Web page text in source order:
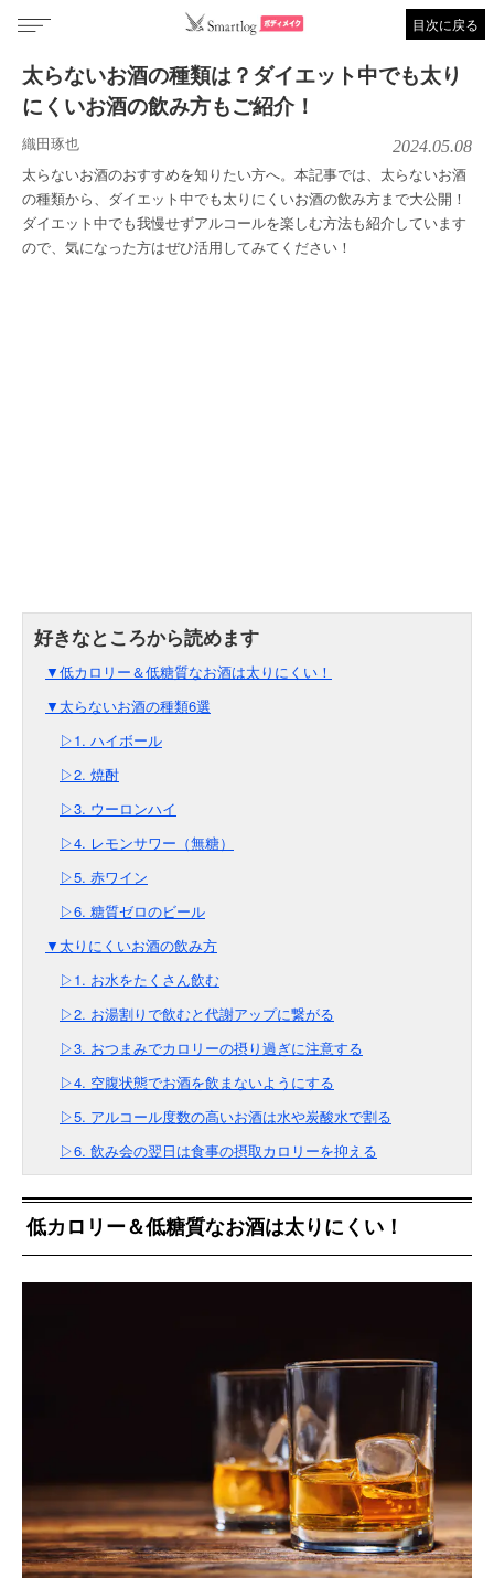
目次に戻る
太らないお酒の種類は？ダイエット中でも太り
にくいお酒の飲み方もご紹介！
織田琢也 2024.05.08
太らないお酒のおすすめを知りたい方へ。本記事では、太らないお酒
の種類から、ダイエット中でも太りにくいお酒の飲み方まで大公開！
ダイエット中でも我慢せずアルコールを楽しむ方法も紹介しています
ので、気になった方はぜひ活用してみてください！
▼低カロリー＆低糖質なお酒は太りにくい！
▼太らないお酒の種類6選
▷1. ハイボール
▷2. 焼酎
▷3. ウーロンハイ
▷4. レモンサワー（無糖）
▷5. 赤ワイン
▷6. 糖質ゼロのビール
▼太りにくいお酒の飲み方
▷1. お水をたくさん飲む
▷2. お湯割りで飲むと代謝アップに繋がる
▷3. おつまみでカロリーの摂り過ぎに注意する
▷4. 空腹状態でお酒を飲まないようにする
▷5. アルコール度数の高いお酒は水や炭酸水で割る
▷6. 飲み会の翌日は食事の摂取カロリーを抑える
低カロリー＆低糖質なお酒は太りにくい！